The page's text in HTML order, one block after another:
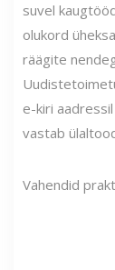
suvel
olukord
räägite
e-kiri aadressil
vastab
Vahendid